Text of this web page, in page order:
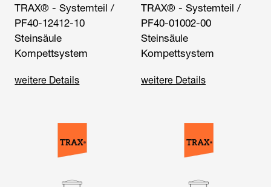
TRAX® - Systemteil /
PF40-12412-10
Steinsäule
Kompettsystem
weitere Details
TRAX® - Systemteil /
PF40-01002-00
Steinsäule
Kompettsystem
weitere Details